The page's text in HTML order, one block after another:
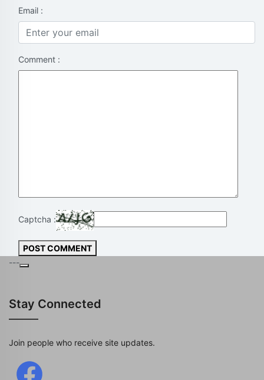
Email :
Comment :
Captcha :
POST COMMENT
---
Stay Connected
Join people who receive site updates.